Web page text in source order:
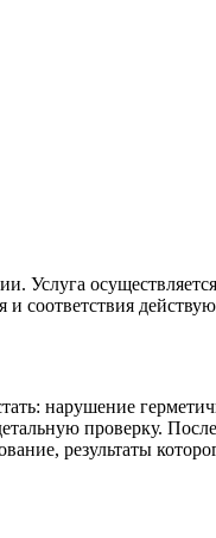
Услуга
соответствия
нарушение
проверку.
результаты